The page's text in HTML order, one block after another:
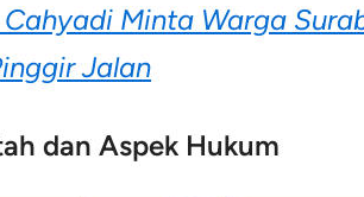
Cahyadi Minta Warga
Jalan
dan Aspek Hukum